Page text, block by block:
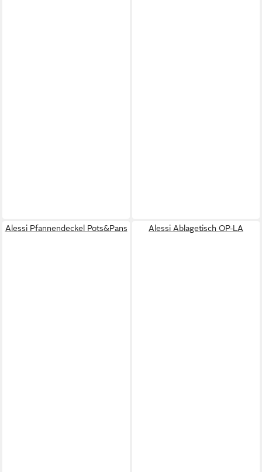
Alessi Pfannendeckel Pots&Pans Alessi Ablagetisch OP-LA